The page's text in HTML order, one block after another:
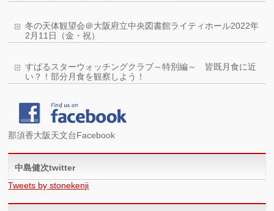
冬の天体観望会＠大阪府立中央図書館ライティホール2022年
2月11日（金・祝）
すばるスターウォッチングクラブ～特別編～ 皆既月食に近
い？！部分月食を観察しよう！
那須香大阪天文台Facebook
中島健次twitter
Tweets by stonekenji